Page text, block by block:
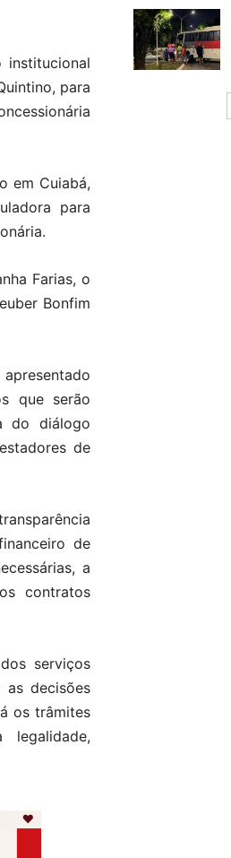
institucional
para
em Cuiabá,
para
Farias, o
Bonfim
que serão
do diálogo
de
de
a
contratos
serviços
decisões
os trâmites